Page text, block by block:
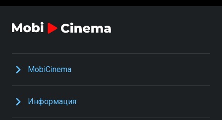
MobiCinema
Информация